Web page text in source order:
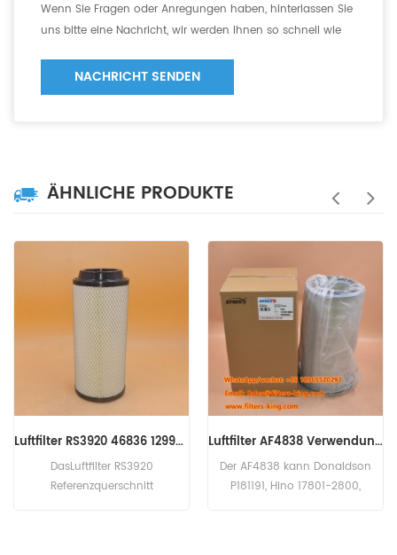
Wenn Sie Fragen oder Anregungen haben, hinterlassen Sie
uns bitte eine Nachricht, wir werden Ihnen so schnell wie
NACHRICHT SENDEN
ÄHNLICHE PRODUKTE
Der AF4838 kann Donaldson
P181191, Hino 17801-2800,
CAT Luftfilterkit 270-7257 2707257
Das CAT Luftfilterkit 270-7257
hat ein großes und kleines